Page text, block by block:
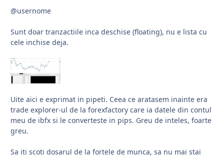
@usernome
Sunt doar tranzactiile inca deschise (floating), nu e lista cu
cele inchise deja.
Uite aici e exprimat in pipeti. Ceea ce aratasem inainte era
trade explorer-ul de la forexfactory care ia datele din contul
meu de ibfx si le converteste in pips. Greu de inteles, foarte
greu.
Sa iti scoti dosarul de la fortele de munca, sa nu mai stai